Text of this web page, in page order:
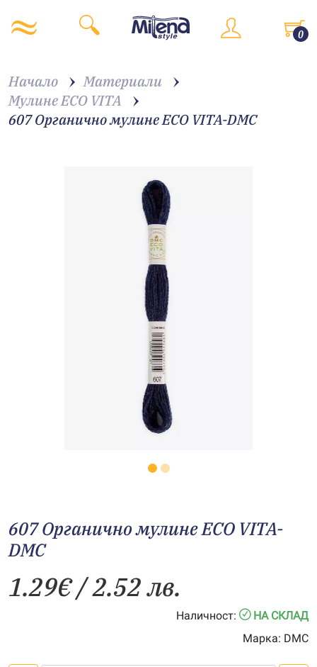
0
Начало
Материали
Мулине ECO VITA
607 Органично мулине ECO VITA-DMC
607 Органично мулине ECO VITA-
DMC
1.29€/ 2.52 лв.
Наличност:
НА СКЛАД
Марка: DMC